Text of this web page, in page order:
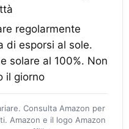
regolarmente
di esporsi al sole.
solare al 100%. Non
il giorno
Consulta Amazon per
Amazon e il logo Amazon